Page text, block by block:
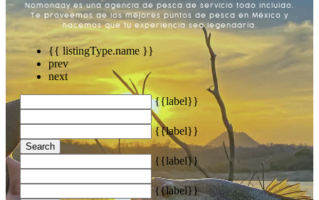
Nomonday es una agencia de pesca de servicio todo incluido.
Te proveemos de los mejores puntos de pesca en México y
hacemos que tu experiencia sea legendaría.
{{ listingType.name }}
prev
next
{{label}}
{{label}}
Search
{{label}}
{{label}}